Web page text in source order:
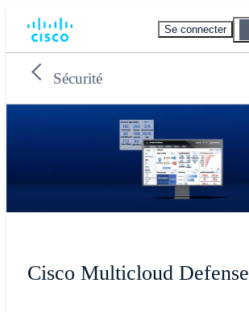
Se connecter
Sécurité
Cisco Multicloud Defense